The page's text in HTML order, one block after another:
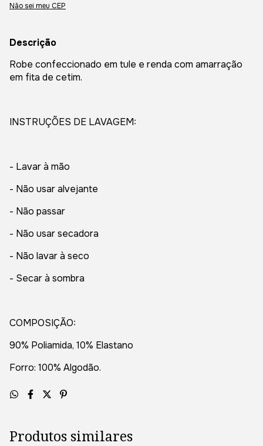
Não sei meu CEP
Descrição
Robe confeccionado em tule e renda com amarração
em fita de cetim.
INSTRUÇÕES DE LAVAGEM:
- Lavar à mão
- Não usar alvejante
- Não passar
- Não usar secadora
- Não lavar à seco
- Secar à sombra
COMPOSIÇÃO:
90% Poliamida, 10% Elastano
Forro: 100% Algodão.
Produtos similares